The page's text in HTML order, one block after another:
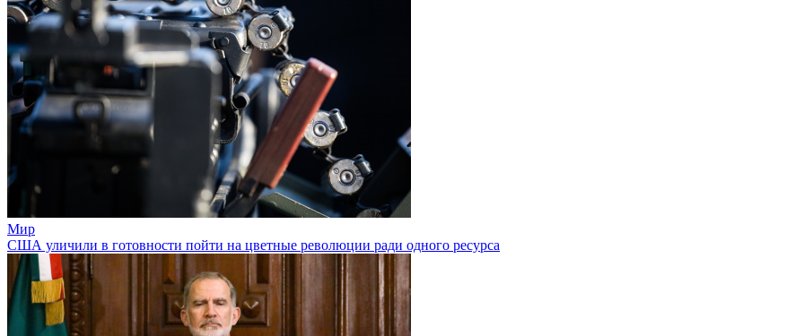
Мир
США уличили в готовности пойти на цветные революции ради одного ресурса